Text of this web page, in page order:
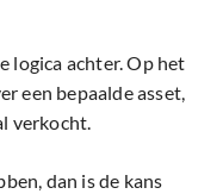
logica achter. Op het
een bepaalde asset,
verkocht.
dan is de kans